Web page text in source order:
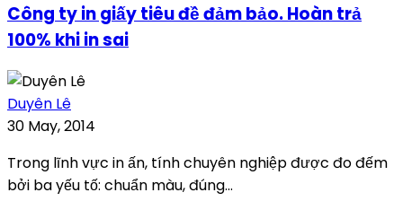
Công ty in giấy tiêu đề đảm bảo. Hoàn trả
100% khi in sai
Duyên Lê
30 May, 2014
Trong lĩnh vực in ấn, tính chuyên nghiệp được đo đếm
bởi ba yếu tố: chuẩn màu, đúng...